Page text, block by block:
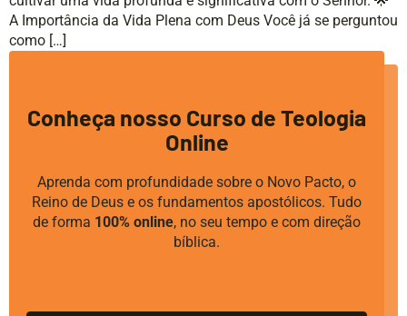
A Importância da Vida Plena com Deus Você já se perguntou
como […]
Conheça nosso Curso de Teologia
Online
Aprenda com profundidade sobre o Novo Pacto, o
Reino de Deus e os fundamentos apostólicos. Tudo
de forma 100% online, no seu tempo e com direção
bíblica.